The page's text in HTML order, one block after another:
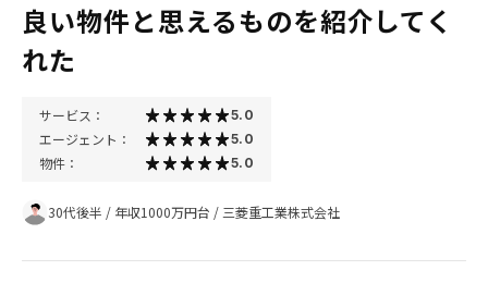
良い物件と思えるものを紹介してく
れた
サービス： 5.0
エージェント： 5.0
物件： 5.0
30代後半 / 年収1000万円台 / 三菱重工業株式会社